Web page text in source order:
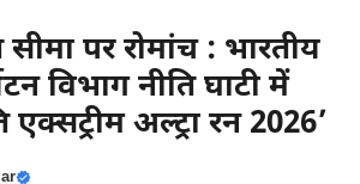
पर रोमांच : भारतीय
विभाग नीति घाटी में
एक्सट्रीम अल्ट्रा रन 2026’